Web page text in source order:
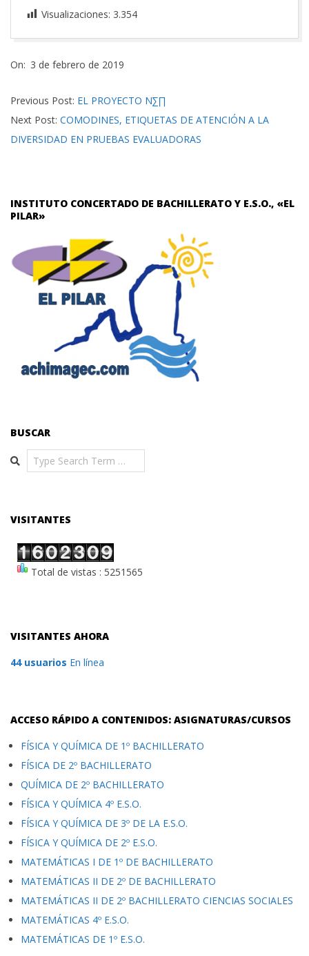
Visualizaciones: 3.354
02-
On: 3 de febrero de 2019
Previous Post: EL PROYECTO Ν∑∏
Next Post: COMODINES, ETIQUETAS DE ATENCIÓN A LA
DIVERSIDAD EN PRUEBAS EVALUADORAS
INSTITUTO CONCERTADO DE BACHILLERATO Y E.S.O., «EL
PILAR»
BUSCAR
Search
VISITANTES
Total de vistas : 5251565
VISITANTES AHORA
44 usuarios En línea
ACCESO RÁPIDO A CONTENIDOS: ASIGNATURAS/CURSOS
FÍSICA Y QUÍMICA DE 1º BACHILLERATO
FÍSICA DE 2º BACHILLERATO
QUÍMICA DE 2º BACHILLERATO
FÍSICA Y QUÍMICA 4º E.S.O.
FÍSICA Y QUÍMICA DE 3º DE LA E.S.O.
FÍSICA Y QUÍMICA DE 2º E.S.O.
MATEMÁTICAS I DE 1º DE BACHILLERATO
MATEMÁTICAS II DE 2º DE BACHILLERATO
MATEMÁTICAS II DE 2º BACHILLERATO CIENCIAS SOCIALES
MATEMÁTICAS 4º E.S.O.
MATEMÁTICAS DE 1º E.S.O.